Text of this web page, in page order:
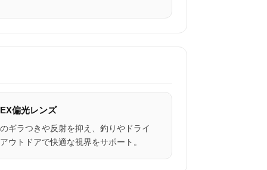
偏光レンズ
ギラつきや反射を抑え、釣りやドライ
ウトドアで快適な視界をサポート。